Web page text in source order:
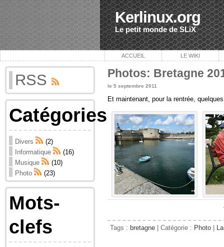
Kerlinux.org
Le petit monde de SLiX
ACCUEIL LE WIKI
RSS
Catégories
Divers
(2)
Informatique
(16)
Musique
(10)
Photo
(23)
Mots-
clefs
Photos: Bretagne
le 5 septembre 2011
Et maintenant, pour la rentrée,
Tags : bretagne | Catégorie : Photo